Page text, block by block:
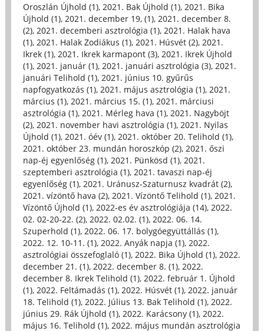
Oroszlán Újhold (1), 2021. Bak Újhold (1), 2021. Bika
Újhold (1), 2021. december 19, (1), 2021. december 8.
(2), 2021. decemberi asztrológia (1), 2021. Halak hava
(1), 2021. Halak Zodiákus (1), 2021. Húsvét (2), 2021.
Ikrek (1), 2021. Ikrek karmapont (3), 2021. Ikrek Újhold
(1), 2021. január (1), 2021. januári asztrológia (3), 2021.
januári Telihold (1), 2021. június 10. gyűrűs
napfogyatkozás (1), 2021. május asztrológia (1), 2021.
március (1), 2021. március 15. (1), 2021. márciusi
asztrológia (1), 2021. Mérleg hava (1), 2021. Nagyböjt
(2), 2021. november havi asztrológia (1), 2021. Nyilas
Újhold (1), 2021. óév (1), 2021. október 20. Telihold (1),
2021. október 23. mundán horoszkóp (2), 2021. őszi
nap-éj egyenlőség (1), 2021. Pünkösd (1), 2021.
szeptemberi asztrológia (1), 2021. tavaszi nap-éj
egyenlőség (1), 2021. Uránusz-Szaturnusz kvadrát (2),
2021. vízöntő hava (2), 2021. Vízöntő Telihold (1), 2021.
Vízöntő Újhold (1), 2022-es év asztrológiája (14), 2022.
02. 02-20-22. (2), 2022. 02.02. (1), 2022. 06. 14.
Szuperhold (1), 2022. 06. 17. bolygóegyüttállás (1),
2022. 12. 10-11. (1), 2022. Anyák napja (1), 2022.
asztrológiai összefoglaló (1), 2022. Bika Újhold (1), 2022.
december 21. (1), 2022. december 8. (1), 2022.
december 8. Ikrek Telihold (1), 2022. február 1. Újhold
(1), 2022. Feltámadás (1), 2022. Húsvét (1), 2022. január
18. Telihold (1), 2022. Július 13. Bak Telihold (1), 2022.
június 29. Rák Újhold (1), 2022. Karácsony (1), 2022.
május 16. Telihold (1), 2022. május mundán asztrológia